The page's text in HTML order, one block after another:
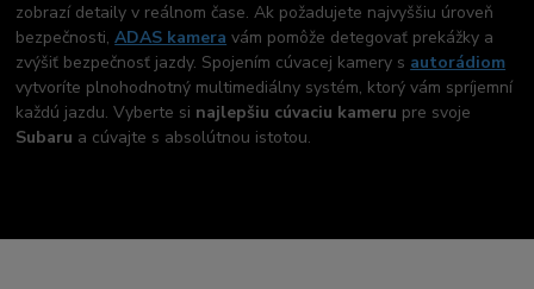
zobrazí detaily v reálnom čase. Ak požadujete najvyššiu úroveň
bezpečnosti,ADAS kamera vám pomôže detegovať prekážky a
zvýšiť bezpečnosť jazdy. Spojením cúvacej kamery s autorádiom
vytvoríte plnohodnotný multimediálny systém, ktorý vám spríjemní
každú jazdu. Vyberte si najlepšiu cúvaciu kameru pre svoje
Subaru a cúvajte s absolútnou istotou.